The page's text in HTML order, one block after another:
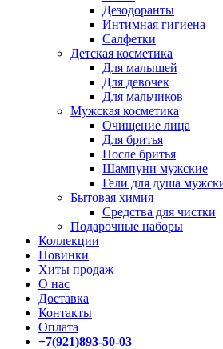
Дезодоранты
Интимная гигиена
Салфетки
Детская косметика
Для малышей
Для девочек
Для мальчиков
Мужская косметика
Очищение лица
Для бритья
После бритья
Шампуни мужские
Гели для душа
Бытовая химия
Средства для чистки
Подарочные наборы
Коллекции
Новинки
Хиты продаж
О нас
Доставка
Контакты
Оплата
+7(921)893-50-03